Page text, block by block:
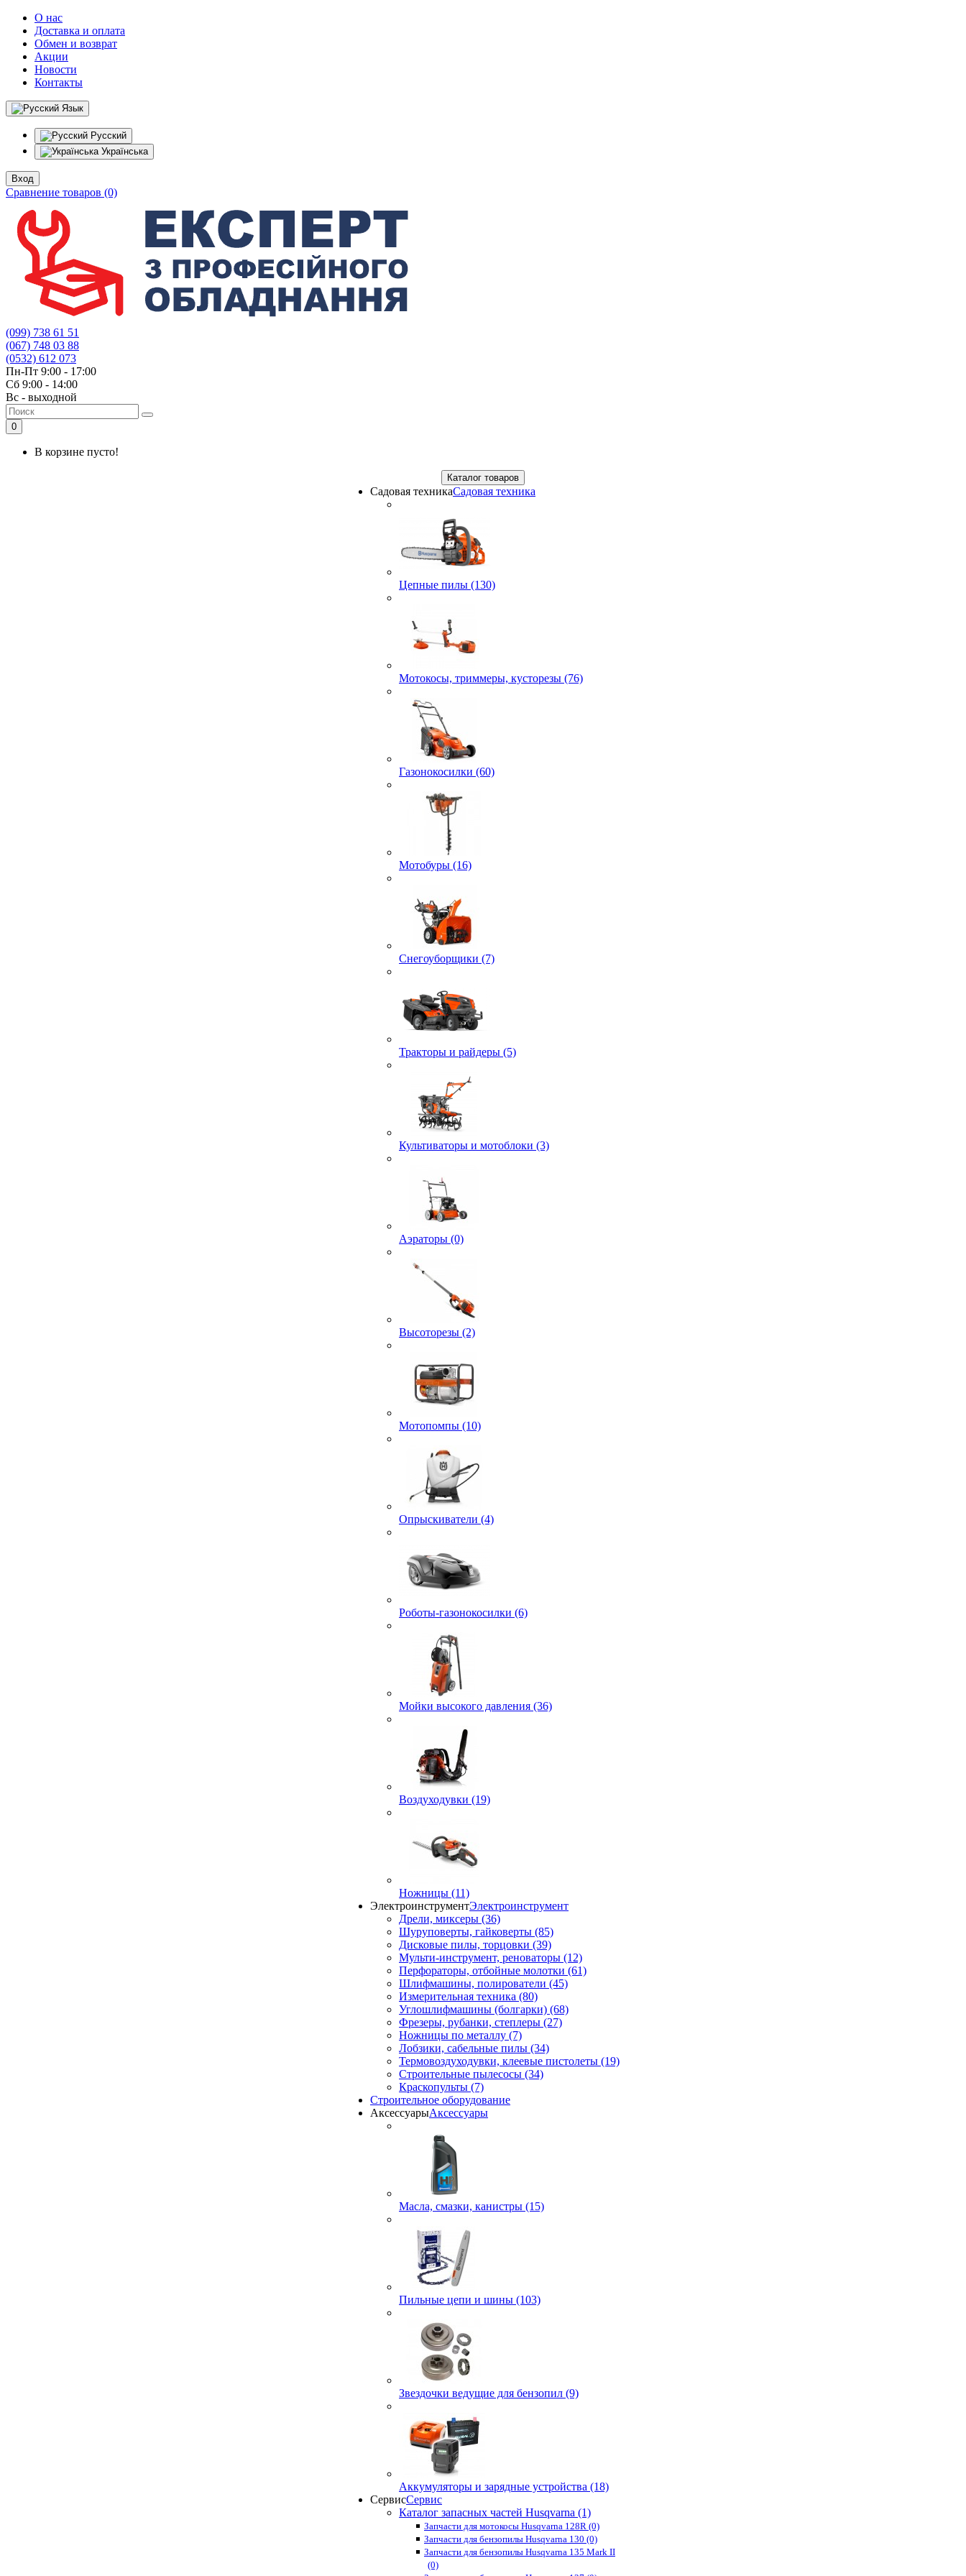
О нас
Доставка и оплата
Обмен и возврат
Акции
Новости
Контакты
Язык
Русский
Українська
Вход
Сравнение товаров (0)
(099) 738 61 51
(067) 748 03 88
(0532) 612 073
Пн-Пт 9:00 - 17:00
Сб 9:00 - 14:00
Вс - выходной
0
В корзине пусто!
Каталог товаров
Садовая техникаСадовая техника
Цепные пилы (130)
Мотокосы, триммеры, кусторезы (76)
Газонокосилки (60)
Мотобуры (16)
Снегоуборщики (7)
Тракторы и райдеры (5)
Культиваторы и мотоблоки (3)
Аэраторы (0)
Высоторезы (2)
Мотопомпы (10)
Опрыскиватели (4)
Роботы-газонокосилки (6)
Мойки высокого давления (36)
Воздуходувки (19)
Ножницы (11)
ЭлектроинструментЭлектроинструмент
Дрели, миксеры (36)
Шуруповерты, гайковерты (85)
Дисковые пилы, торцовки (39)
Мульти-инструмент, реноваторы (12)
Перфораторы, отбойные молотки (61)
Шлифмашины, полирователи (45)
Измерительная техника (80)
Углошлифмашины (болгарки) (68)
Фрезеры, рубанки, степлеры (27)
Ножницы по металлу (7)
Лобзики, сабельные пилы (34)
Термовоздуходувки, клеевые пистолеты (19)
Строительные пылесосы (34)
Краскопульты (7)
Строительное оборудование
АксессуарыАксессуары
Масла, смазки, канистры (15)
Пильные цепи и шины (103)
Звездочки ведущие для бензопил (9)
Аккумуляторы и зарядные устройства (18)
СервисСервис
Каталог запасных частей Husqvarna (1)
Запчасти для мотокосы Husqvarna 128R (0)
Запчасти для бензопилы Husqvarna 130 (0)
Запчасти для бензопилы Husqvarna 135 Mark II
(0)